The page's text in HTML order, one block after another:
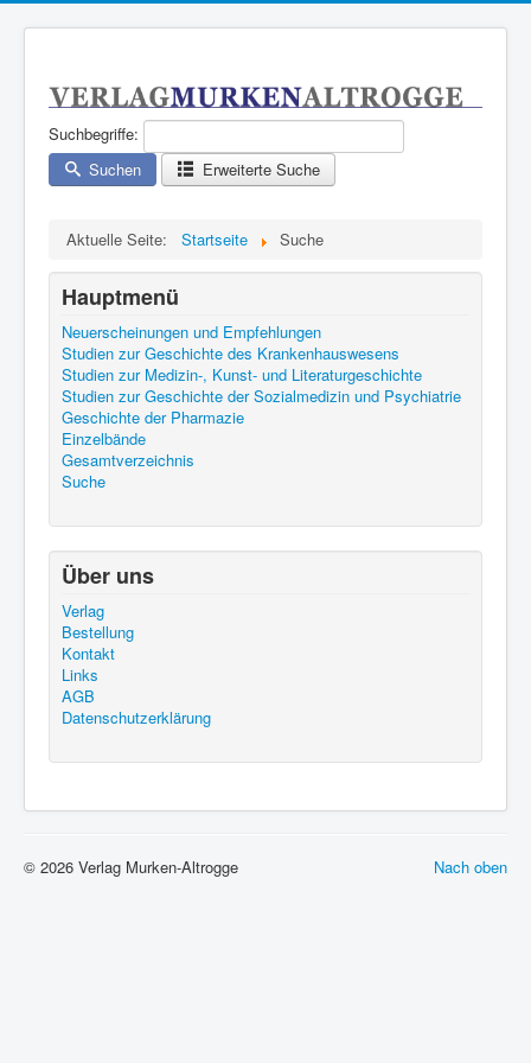
Suchbegriffe:
Suchen
Erweiterte Suche
Einige Beispiele zur Benutzung der Suche mit logischen
Operatoren:
Die Eingabe von„dies und das“
Ergebnisse, die beide Wörter, „dies“ und „das“ enthalten.
Die Eingabe von„dies nicht das“zeigt alle Ergebnisse, die
„dies“, aber nicht „das“ enthalten.
Die Eingabe von„dies oder das“
zeigt alle Ergebnisse, die
entweder „dies“ oder „das“ enthalten.
Die Eingabe von"dies und das"
zeigt alle Ergebnisse, die genau die Wortfolge "dies und das"
Suche nach Autor
Suche nach Kategorie
Aktuelle Seite: Startseite Suche
Hauptmenü
Neuerscheinungen und Empfehlungen
Studien zur Geschichte des Krankenhauswesens
Studien zur Medizin-, Kunst- und Literaturgeschichte
Studien zur Geschichte der Sozialmedizin und Psychiatrie
Geschichte der Pharmazie
Einzelbände
Gesamtverzeichnis
Suche
Über uns
Verlag
Bestellung
Kontakt
Links
AGB
Datenschutzerklärung
Nach oben
© 2026 Verlag Murken-Altrogge